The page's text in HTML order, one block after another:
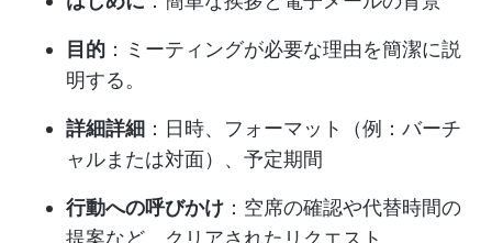
目的 ：ミーティングが必要な理由を簡潔に説
明する。
詳細詳細 ：日時、フォーマット（例：バーチ
ャルまたは対面）、予定期間
行動への呼びかけ ：空席の確認や代替時間の
提案など、クリアされたリクエスト。